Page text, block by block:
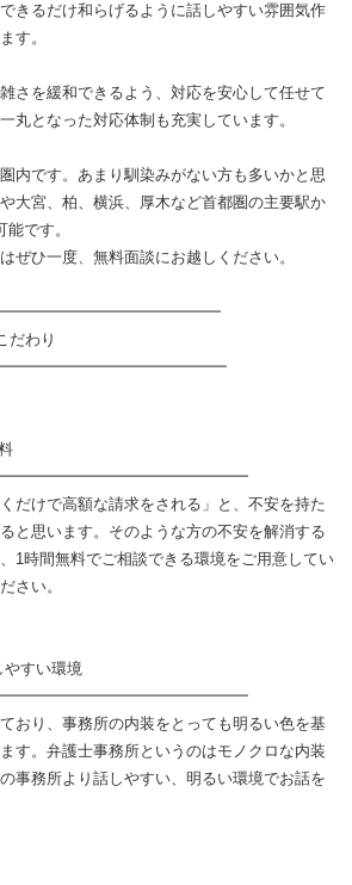
きるだけ和らげるように話しやすい雰囲気作
す。
さを緩和できるよう、対応を安心して任せて
丸となった対応体制も充実しています。
内です。あまり馴染みがない方も多いかと思
大宮、柏、横浜、厚木など首都圏の主要駅か
です。
ぜひ一度、無料面談にお越しください。
わり
だけで高額な請求をされる」と、不安を持た
と思います。そのような方の不安を解消する
1時間無料でご相談できる環境をご用意してい
さい。
すい環境
おり、事務所の内装をとっても明るい色を基
す。弁護士事務所というのはモノクロな内装
事務所より話しやすい、明るい環境でお話を